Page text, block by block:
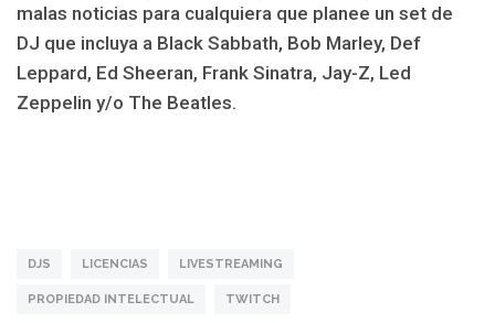
malas noticias para cualquiera que planee un set de
DJ que incluya a Black Sabbath, Bob Marley, Def
Leppard, Ed Sheeran, Frank Sinatra, Jay-Z, Led
Zeppelin y/o The Beatles.
DJS LICENCIAS LIVESTREAMING
PROPIEDAD INTELECTUAL TWITCH